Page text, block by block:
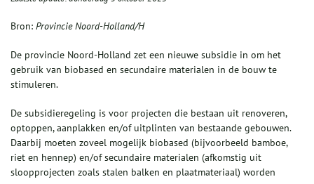
Bron: Provincie Noord-Holland/H
De provincie Noord-Holland zet een nieuwe subsidie in om het
gebruik van biobased en secundaire materialen in de bouw te
stimuleren.
De subsidieregeling is voor projecten die bestaan uit renoveren,
optoppen, aanplakken en/of uitplinten van bestaande gebouwen.
Daarbij moeten zoveel mogelijk biobased (bijvoorbeeld bamboe,
riet en hennep) en/of secundaire materialen (afkomstig uit
sloopprojecten zoals stalen balken en plaatmateriaal) worden